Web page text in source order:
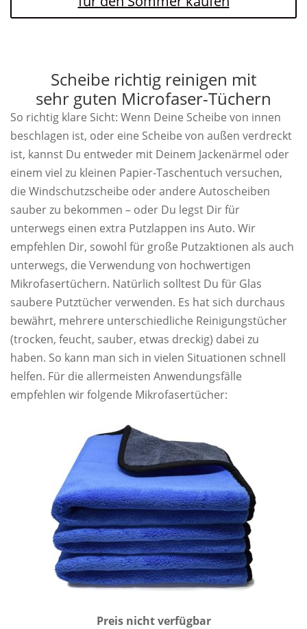
Scheibe richtig reinigen mit
sehr guten Microfaser-Tüchern
So richtig klare Sicht: Wenn Deine Scheibe von innen
beschlagen ist, oder eine Scheibe von außen verdreckt
ist, kannst Du entweder mit Deinem Jackenärmel oder
einem viel zu kleinen Papier-Taschentuch versuchen,
die Windschutzscheibe oder andere Autoscheiben
sauber zu bekommen – oder Du legst Dir für
unterwegs einen extra Putzlappen ins Auto. Wir
empfehlen Dir, sowohl für große Putzaktionen als auch
unterwegs, die Verwendung von hochwertigen
Mikrofasertüchern. Natürlich solltest Du für Glas
saubere Putztücher verwenden. Es hat sich durchaus
bewährt, mehrere unterschiedliche Reinigungstücher
(trocken, feucht, sauber, etwas dreckig) dabei zu
haben. So kann man sich in vielen Situationen schnell
helfen. Für die allermeisten Anwendungsfälle
empfehlen wir folgende Mikrofasertücher:
Preis nicht verfügbar